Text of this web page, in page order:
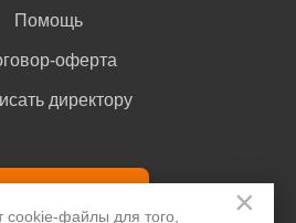
×
cookie-файлы для того,
HTC иногда наносится в
Если крышка съёмная,
Помощь
оферта
директору